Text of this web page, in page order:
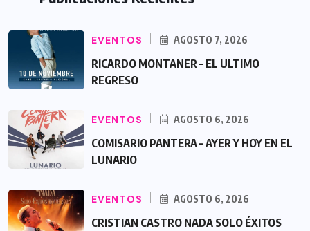
EVENTOS AGOSTO 7, 2026
RICARDO MONTANER – EL ULTIMO
REGRESO
EVENTOS AGOSTO 6, 2026
COMISARIO PANTERA – AYER Y HOY EN EL
LUNARIO
EVENTOS AGOSTO 6, 2026
CRISTIAN CASTRO NADA SOLO ÉXITOS